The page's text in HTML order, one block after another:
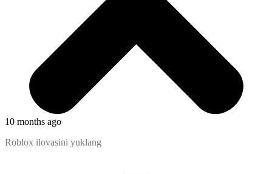
10 months ago
Roblox ilovasini yuklang